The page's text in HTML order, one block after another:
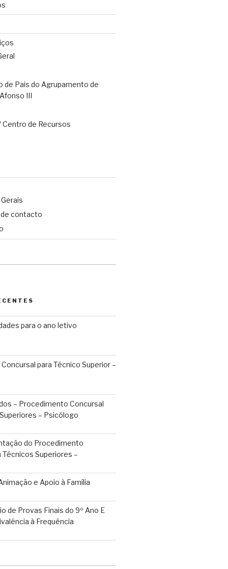
de Pais do Agrupamento de
III
Centro de Recursos
contacto
para o ano letivo
para Técnico Superior –
– Procedimento Concursal
– Psicólogo
do Procedimento
Técnicos Superiores –
e Apoio à Família
de Provas Finais do 9º Ano E
à Frequência